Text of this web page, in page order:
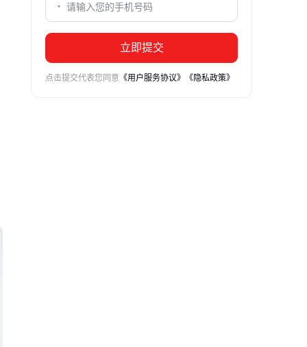
立即提交
点击提交代表您同意 《用户服务协议》 《隐私政策》